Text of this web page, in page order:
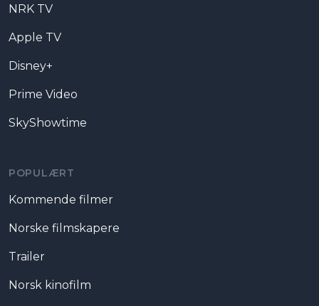
NRK TV
Apple TV
Disney+
Prime Video
SkyShowtime
POPULÆRT
Kommende filmer
Norske filmskapere
Trailer
Norsk kinofilm